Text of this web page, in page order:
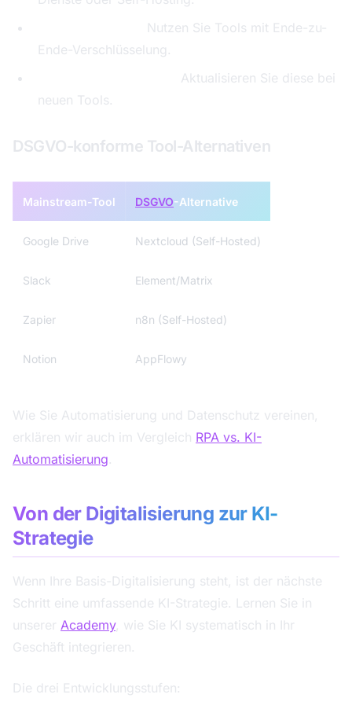
Nutzen Sie Tools mit Ende-zu-
Ende-Verschlüsselung.
Aktualisieren Sie diese bei
neuen Tools.
DSGVO-konforme Tool-Alternativen
Mainstream-Tool DSGVO-Alternative
Google Drive Nextcloud (Self-Hosted)
Slack Element/Matrix
Zapier n8n (Self-Hosted)
Notion AppFlowy
Wie Sie Automatisierung und Datenschutz vereinen,
erklären wir auch im Vergleich RPA vs. KI-
Automatisierung.
Von der Digitalisierung zur KI-
Strategie
Wenn Ihre Basis-Digitalisierung steht, ist der nächste
Schritt eine umfassende KI-Strategie. Lernen Sie in
unserer Academy, wie Sie KI systematisch in Ihr
Geschäft integrieren.
Die drei Entwicklungsstufen: